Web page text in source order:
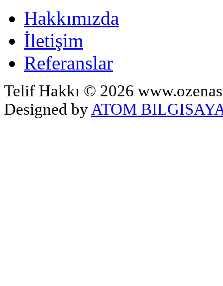
Hakkımızda
İletişim
Referanslar
Telif Hakkı © 2026
Designed by ATOM